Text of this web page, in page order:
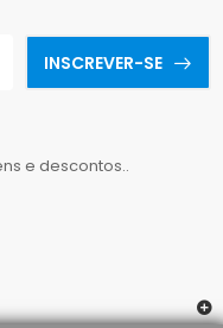
INSCREVER-SE
e descontos..